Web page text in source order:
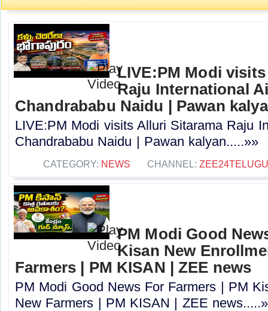
LIVE:PM Modi
Raju International
Chandrababu Naidu | Pawan
LIVE:PM Modi visits Alluri Sitarama Raju
Chandrababu Naidu | Pawan kalyan.....»»
CATEGORY: NEWS CHANNEL:
PM Modi Good
Kisan New
Farmers | PM KISAN | ZEE news
PM Modi Good News For Farmers | PM
New Farmers | PM KISAN | ZEE